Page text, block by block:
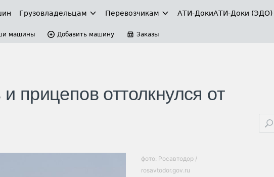
Грузовладельцам Перевозчикам АТИ-ДокиАТИ-Доки (ЭДО)
машины Добавить машину Заказы
прицепов оттолкнулся от
фото: Росавтодор /
rosavtodor.gov.ru